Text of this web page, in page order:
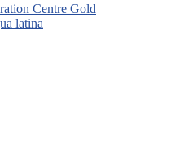
Centre Gold
latina